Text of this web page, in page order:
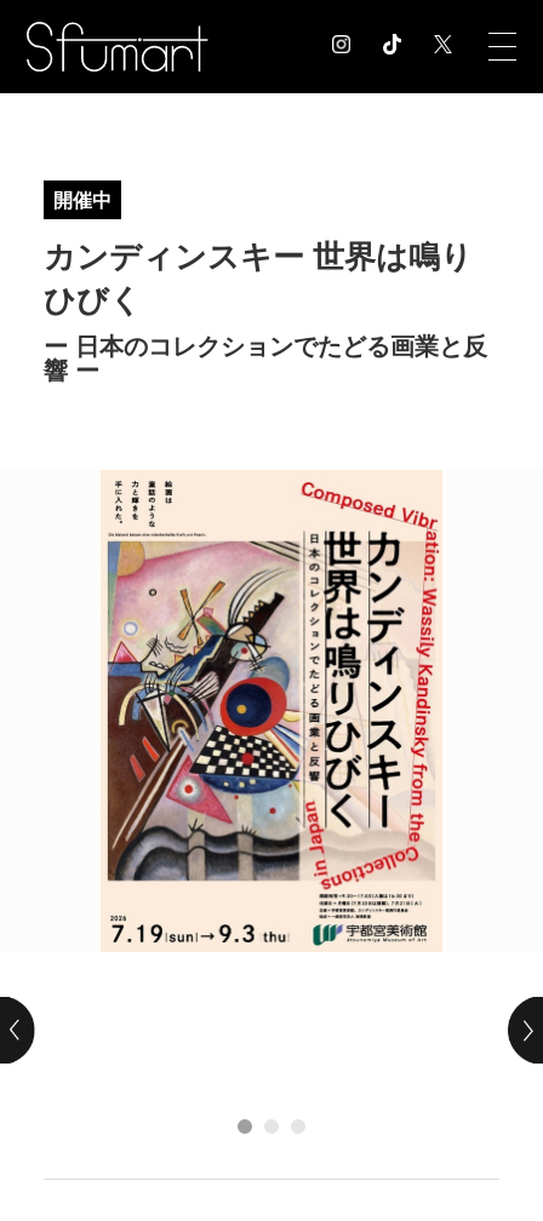
EXHIBITION 展覧会情報
NEWS
POLICY COMPANY
開催中
カンディンスキー 世界は鳴り
ひびく
ー 日本のコレクションでたどる画業と反
響 ー